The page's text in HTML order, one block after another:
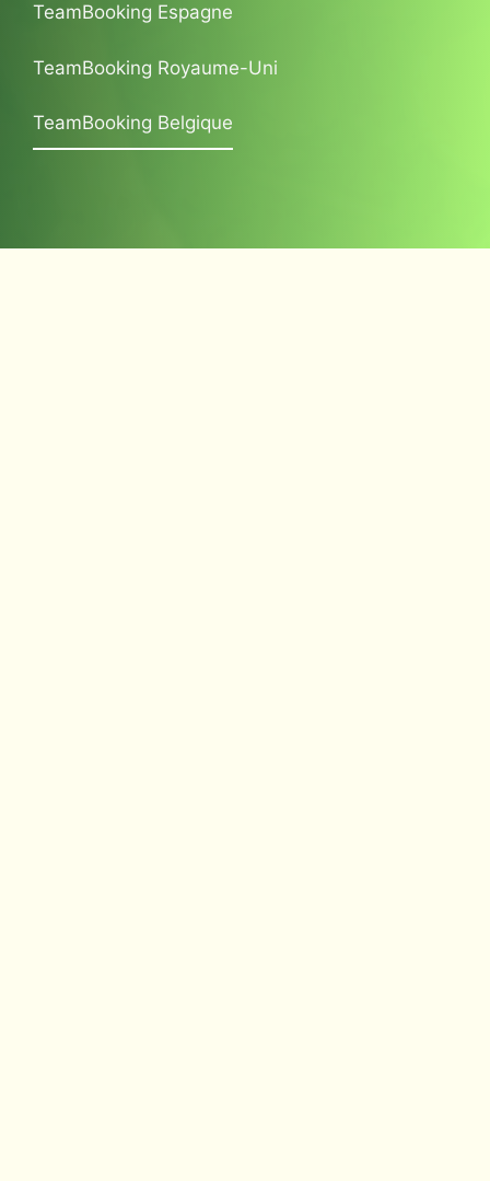
TeamBooking Espagne
TeamBooking Royaume-Uni
TeamBooking Belgique